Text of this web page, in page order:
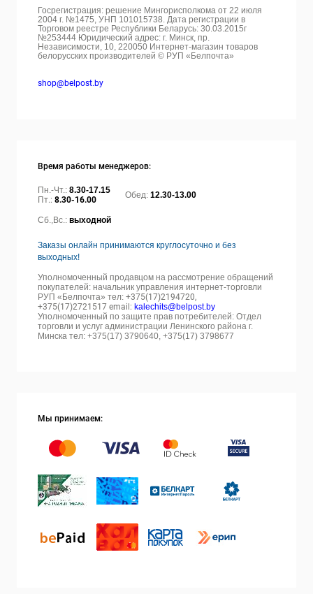
Госрегистрация: решение Мингорисполкома от 22 июля
2004 г. №1475, УНП 101015738. Дата регистрации в
Торговом реестре Республики Беларусь: 30.03.2015г
№253444 Юридический адрес: г. Минск, пр.
Независимости, 10, 220050 Интернет-магазин товаров
белорусских производителей © РУП «Белпочта»
shop@belpost.by
Время работы менеджеров:
Пн.-Чт.: 8.30-17.15
Пт.: 8.30-16.00 Обед: 12.30-13.00
Сб.,Вс.: выходной
Заказы онлайн принимаются круглосуточно и без
выходных!
Уполномоченный продавцом на рассмотрение обращений
покупателей: начальник управления интернет-торговли
РУП «Белпочта» тел: +375(17)2194720,
+375(17)2721517 email: kalechits@belpost.by
Уполномоченный по защите прав потребителей: Отдел
торговли и услуг администрации Ленинского района г.
Минска тел: +375(17) 3790640, +375(17) 3798677
Мы принимаем: